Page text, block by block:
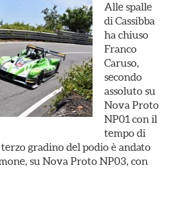
Alle spalle
di Cassibba
ha chiuso
Franco
Caruso,
secondo
assoluto su
Nova Proto
NP01 con il
tempo di
gradino del podio è andato
su Nova Proto NP03, con